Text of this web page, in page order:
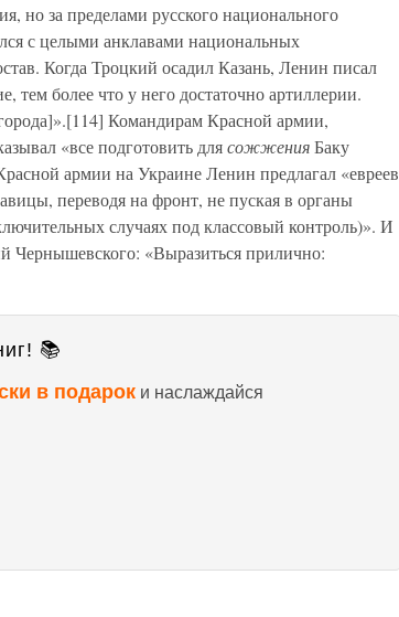
но за пределами русского национального
с целыми анклавами национальных
Когда Троцкий осадил Казань, Ленин писал
тем более что у него достаточно артиллерии.
Командирам Красной армии,
«все подготовить длясожженияБаку
армии на Украине Ленин предлагал «евреев
переводя на фронт, не пуская в органы
случаях под классовый контроль)». И
Чернышевского: «Выразиться прилично:
📚
в подарок и наслаждайся